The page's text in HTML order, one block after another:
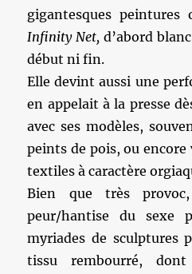
gigantesques peintures
Infinity Net,d’abord
début ni fin.
Elle devint aussi une
en appelait à la presse
avec ses modèles,
peints de pois, ou encore
textiles à caractère
Bien que très
peur/hantise du sexe
myriades de sculptures
tissu rembourré,